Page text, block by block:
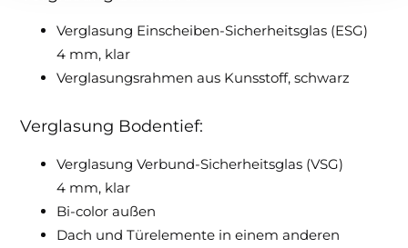
Verglasung Einscheiben-Sicherheitsglas (ESG)
4 mm, klar
Verglasungsrahmen aus Kunsstoff, schwarz
Verglasung Bodentief:
Verglasung Verbund-Sicherheitsglas (VSG)
4 mm, klar
Bi-color außen
Dach und Türelemente in einem anderen